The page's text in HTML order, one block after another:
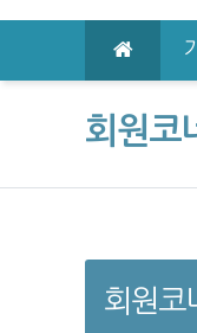
메인 메뉴
회원코
회원코